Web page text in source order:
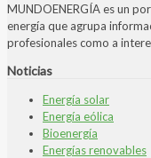
MUNDOENERGÍA es un
energía que agrupa
profesionales como a
Noticias
Energía solar
Energía eólica
Bioenergía
Energías renovables